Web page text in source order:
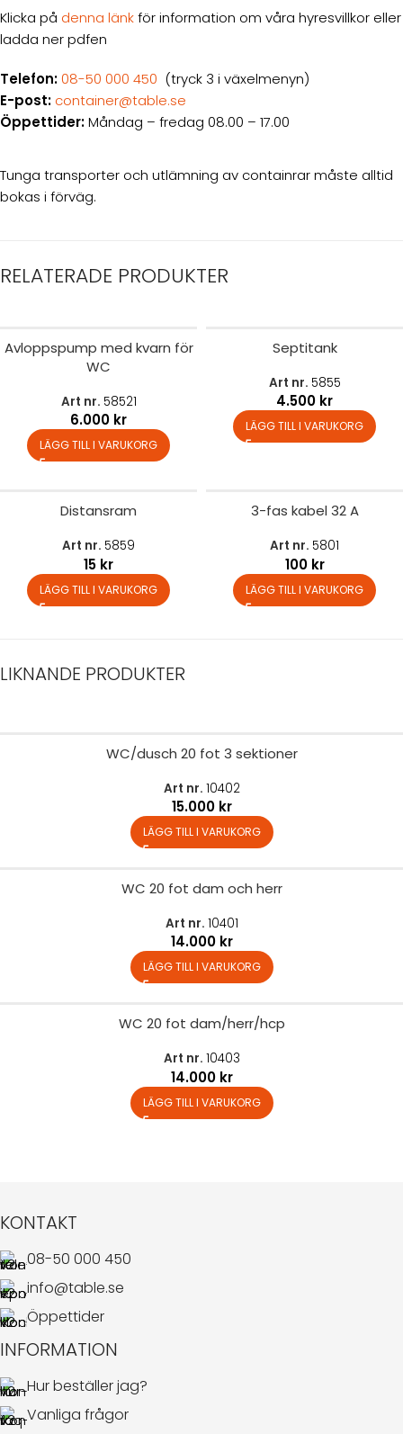
Klicka på denna länkför information om våra hyresvillkor eller
ladda ner pdfen
Telefon:08-50 000 450 (tryck 3 i växelmenyn)
E-post: container@table.se
Öppettider:Måndag – fredag 08.00 – 17.00
Tunga transporter och utlämning av containrar måste alltid
bokas i förväg.
RELATERADE PRODUKTER
Avloppspump med kvarn för
WC
Art nr. 58521
6.000 kr
LÄGG TILL I VARUKORG
Septitank
Art nr. 5855
4.500 kr
LÄGG TILL I VARUKORG
Distansram
Art nr. 5859
15 kr
LÄGG TILL I VARUKORG
3-fas kabel 32 A
Art nr. 5801
100 kr
LÄGG TILL I VARUKORG
LIKNANDE PRODUKTER
WC/dusch 20 fot 3 sektioner
Art nr. 10402
15.000 kr
LÄGG TILL I VARUKORG
WC 20 fot dam och herr
Art nr. 10401
14.000 kr
LÄGG TILL I VARUKORG
WC 20 fot dam/herr/hcp
Art nr. 10403
14.000 kr
LÄGG TILL I VARUKORG
KONTAKT
08-50 000 450
info@table.se
Öppettider
INFORMATION
Hur beställer jag?
Vanliga frågor